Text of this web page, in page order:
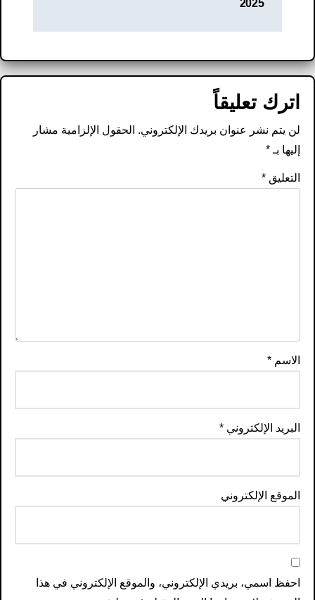
2025
اترك تعليقاً
لن يتم نشر عنوان بريدك الإلكتروني. الحقول الإلزامية مشار
إليها بـ*
التعليق*
الاسم*
البريد الإلكتروني*
الموقع الإلكتروني
احفظ اسمي، بريدي الإلكتروني، والموقع الإلكتروني في هذا